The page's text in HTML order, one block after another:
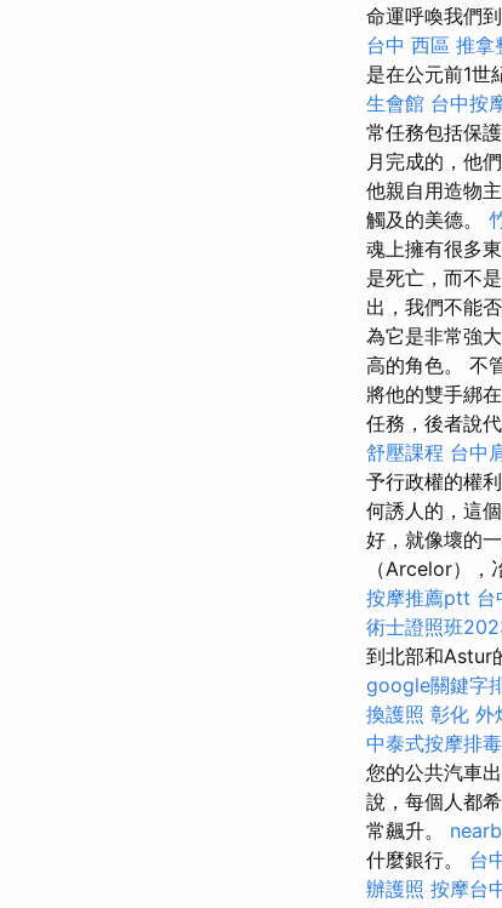
命運呼喚我們
台中 西區 推拿
是在公元前1世
生會館 台中按
常任務包括保
月完成的，他
他親自用造物
觸及的美德。
魂上擁有很多
是死亡，而不
出，我們不能
為它是非常強
高的角色。 不
將他的雙手綁
任務，後者說
舒壓課程 台中
予行政權的權
何誘人的，這
好，就像壞的
（Arcelor），
按摩推薦ptt 台
術士證照班
到北部和Astur
google關鍵字
換護照 彰化 外
中泰式按摩排毒
您的公共汽車
說，每個人都
常飆升。
什麼銀行。 台
辦護照 按摩台